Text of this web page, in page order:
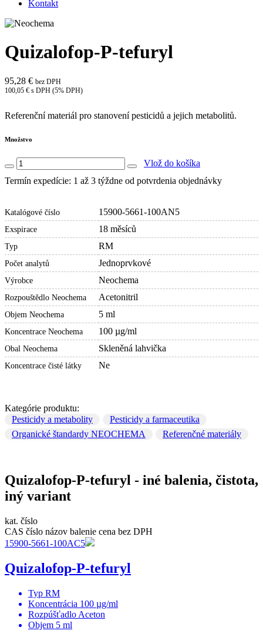
Kontakt
Quizalofop-P-tefuryl
95,28 € bez DPH
100,05 € s DPH (5% DPH)
Referenční materiál pro stanovení pesticidů a jejich metabolitů.
Množstvo
Vlož do košíka
Termín expedície: 1 až 3 týždne od potvrdenia objednávky
Katalógové číslo 15900-5661-100AN5
Exspirace 18 měsíců
Typ RM
Počet analytů Jednoprvkové
Výrobce Neochema
Rozpouštědlo Neochema Acetonitril
Objem Neochema 5 ml
Koncentrace Neochema 100 µg/ml
Obal Neochema Skleněná lahvička
Koncentrace čisté látky Ne
Kategórie produktu:
Pesticidy a metabolity
Pesticidy a farmaceutika
Organické štandardy NEOCHEMA
Referenčné materiály
Quizalofop-P-tefuryl - iné balenia, čistota,
iný variant
kat. číslo
CAS číslo názov balenie cena bez DPH
15900-5661-100AC5
Quizalofop-P-tefuryl
Typ RM
Koncentrácia 100 µg/ml
Rozpúšťadlo Aceton
Objem 5 ml